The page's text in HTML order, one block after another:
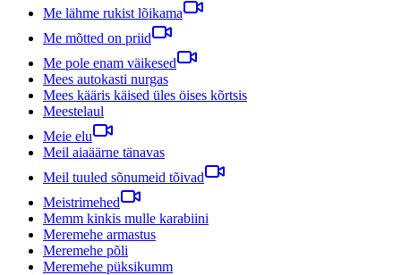
Me lähme rukist lõikama
Me mõtted on priid
Me pole enam väikesed
Mees autokasti nurgas
Mees kääris käised üles öises kõrtsis
Meestelaul
Meie elu
Meil aiaäärne tänavas
Meil tuuled sõnumeid tõivad
Meistrimehed
Memm kinkis mulle karabiini
Meremehe armastus
Meremehe põli
Meremehe püksikumm